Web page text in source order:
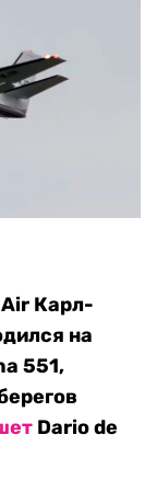
Карл-
на
551,
Dario de